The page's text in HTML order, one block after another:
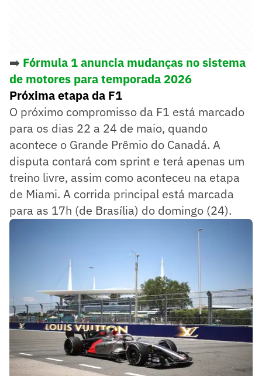
➡️ Fórmula 1 anuncia mudanças no sistema
de motores para temporada 2026
Próxima etapa da F1
O próximo compromisso da F1 está marcado
para os dias 22 a 24 de maio, quando
acontece o Grande Prêmio do Canadá. A
disputa contará com sprint e terá apenas um
treino livre, assim como aconteceu na etapa
de Miami. A corrida principal está marcada
para as 17h (de Brasília) do domingo (24).